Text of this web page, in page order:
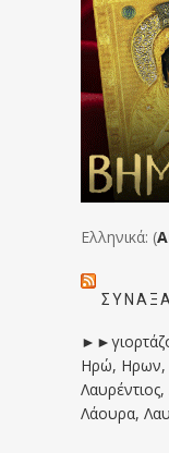
Ελληνικά: (
Ηρώ, Ηρων,
Λάουρα,